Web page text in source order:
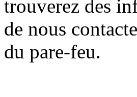
trouverez des
de nous
du pare-feu.